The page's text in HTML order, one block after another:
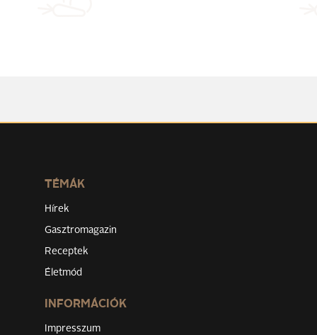
TÉMÁK
Hírek
Gasztromagazin
Receptek
Életmód
INFORMÁCIÓK
Impresszum